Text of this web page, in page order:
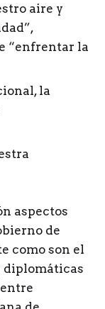
aire y
“enfrentar la
la
aspectos
de
como son el
diplomáticas